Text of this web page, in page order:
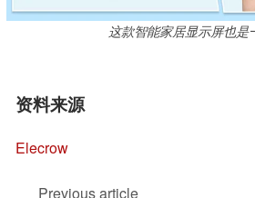
这款智能家居显示屏也是
资料来源
Elecrow
Previous article